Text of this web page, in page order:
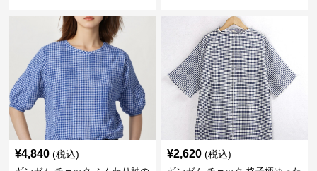
¥4,840 (税込) ¥2,620 (税込)